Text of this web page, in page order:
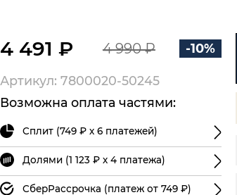
4 491 ₽ 4 990 ₽ -10%
Артикул: 7800020-50245
Возможна оплата частями:
Сплит (749 ₽ х 6 платежей)
Долями (1 123 ₽ х 4 платежа)
СберРассрочка (платеж от 749 ₽)